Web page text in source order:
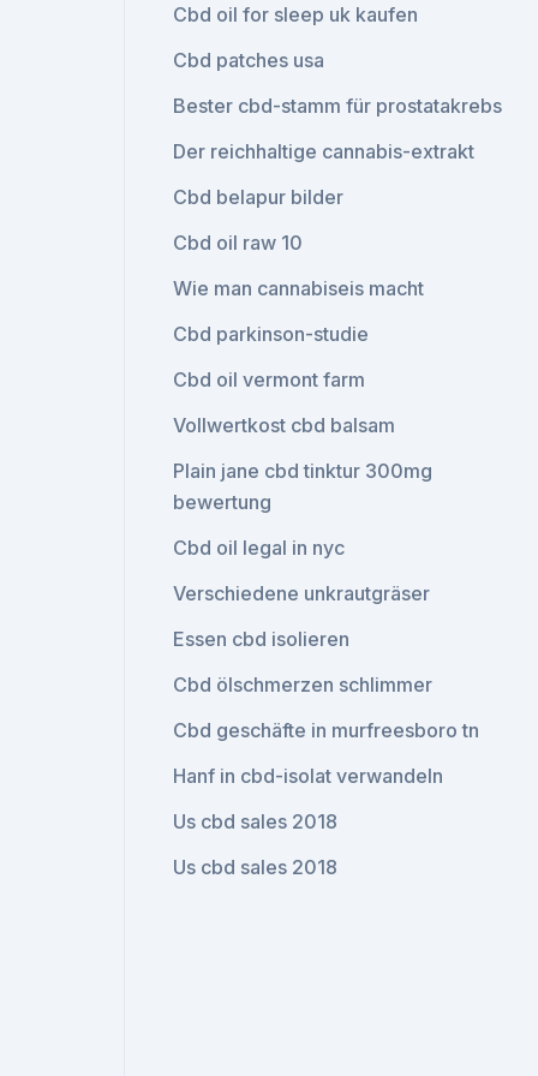
Cbd oil for sleep uk kaufen
Cbd patches usa
Bester cbd-stamm für prostatakrebs
Der reichhaltige cannabis-extrakt
Cbd belapur bilder
Cbd oil raw 10
Wie man cannabiseis macht
Cbd parkinson-studie
Cbd oil vermont farm
Vollwertkost cbd balsam
Plain jane cbd tinktur 300mg
bewertung
Cbd oil legal in nyc
Verschiedene unkrautgräser
Essen cbd isolieren
Cbd ölschmerzen schlimmer
Cbd geschäfte in murfreesboro tn
Hanf in cbd-isolat verwandeln
Us cbd sales 2018
Us cbd sales 2018